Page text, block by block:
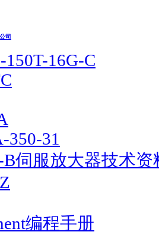
司
16G-C
350-31
B伺服放大器技术资
编程手册